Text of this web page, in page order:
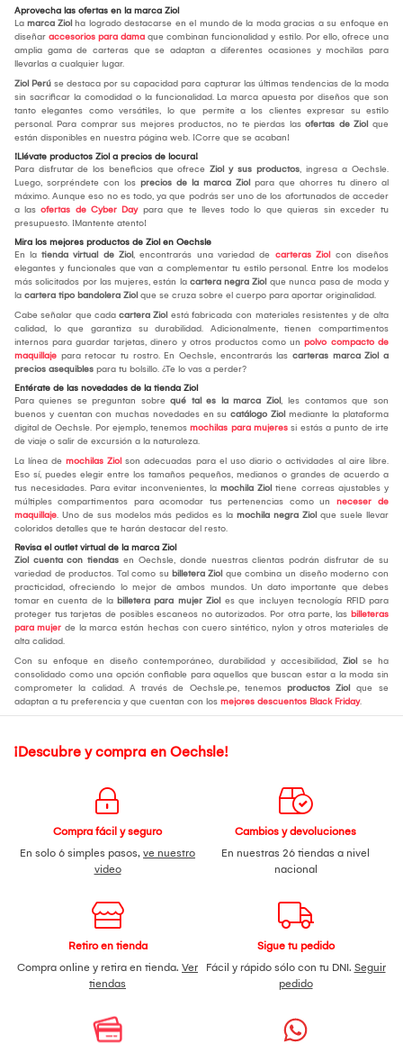
Aprovecha las ofertas en la marca Ziol
La marca Ziol ha logrado destacarse en el mundo de la moda gracias a su enfoque en
diseñar accesorios para dama que combinan funcionalidad y estilo. Por ello, ofrece una
amplia gama de carteras que se adaptan a diferentes ocasiones y mochilas para
llevarlas a cualquier lugar.
Ziol Perú se destaca por su capacidad para capturar las últimas tendencias de la moda
sin sacrificar la comodidad o la funcionalidad. La marca apuesta por diseños que son
tanto elegantes como versátiles, lo que permite a los clientes expresar su estilo
personal. Para comprar sus mejores productos, no te pierdas las ofertas de Ziol que
están disponibles en nuestra página web. ¡Corre que se acaban!
¡Llévate productos Ziol a precios de locura!
Para disfrutar de los beneficios que ofrece Ziol y sus productos, ingresa a Oechsle.
Luego, sorpréndete con los precios de la marca Ziol para que ahorres tu dinero al
máximo. Aunque eso no es todo, ya que podrás ser uno de los afortunados de acceder
a las ofertas de Cyber Daypara que te lleves todo lo que quieras sin exceder tu
presupuesto. ¡Mantente atento!
Mira los mejores productos de Ziol en Oechsle
En la tienda virtual de Ziol, encontrarás una variedad de carteras Ziol con diseños
elegantes y funcionales que van a complementar tu estilo personal. Entre los modelos
más solicitados por las mujeres, están la cartera negra Ziol que nunca pasa de moda y
la cartera tipo bandolera Ziol que se cruza sobre el cuerpo para aportar originalidad.
Cabe señalar que cada cartera Ziol está fabricada con materiales resistentes y de alta
calidad, lo que garantiza su durabilidad. Adicionalmente, tienen compartimentos
internos para guardar tarjetas, dinero y otros productos como un polvo compacto de
maquillaje para retocar tu rostro. En Oechsle, encontrarás las carteras marca Ziol a
precios asequibles para tu bolsillo. ¿Te lo vas a perder?
Entérate de las novedades de la tienda Ziol
Para quienes se preguntan sobre qué tal es la marca Ziol, les contamos que son
buenos y cuentan con muchas novedades en su catálogo Ziol mediante la plataforma
digital de Oechsle. Por ejemplo, tenemos mochilas para mujeres si estás a punto de irte
de viaje o salir de excursión a la naturaleza.
La línea de mochilas Ziol son adecuadas para el uso diario o actividades al aire libre.
Eso sí, puedes elegir entre los tamaños pequeños, medianos o grandes de acuerdo a
tus necesidades. Para evitar inconvenientes, la mochila Ziol tiene correas ajustables y
múltiples compartimentos para acomodar tus pertenencias como un neceser de
maquillaje. Uno de sus modelos más pedidos es la mochila negra Ziol que suele llevar
coloridos detalles que te harán destacar del resto.
Revisa el outlet virtual de la marca Ziol
Ziol cuenta con tiendas en Oechsle, donde nuestras clientas podrán disfrutar de su
variedad de productos. Tal como su billetera Ziol que combina un diseño moderno con
practicidad, ofreciendo lo mejor de ambos mundos. Un dato importante que debes
tomar en cuenta de la billetera para mujer Ziol es que incluyen tecnología RFID para
proteger tus tarjetas de posibles escaneos no autorizados. Por otra parte, las billeteras
para mujer de la marca están hechas con cuero sintético, nylon y otros materiales de
alta calidad.
Con su enfoque en diseño contemporáneo, durabilidad y accesibilidad, Ziol se ha
consolidado como una opción confiable para aquellos que buscan estar a la moda sin
comprometer la calidad. A través de Oechsle.pe, tenemos productos Ziol que se
adaptan a tu preferencia y que cuentan con los mejores descuentos Black Friday.
¡Descubre y compra en Oechsle!
Compra fácil y seguro
En solo 6 simples pasos, ve nuestro
video
Cambios y devoluciones
En nuestras 26 tiendas a nivel
nacional
Retiro en tienda
Compra online y retira en tienda. Ver
tiendas
Sigue tu pedido
Fácil y rápido sólo con tu DNI. Seguir
pedido